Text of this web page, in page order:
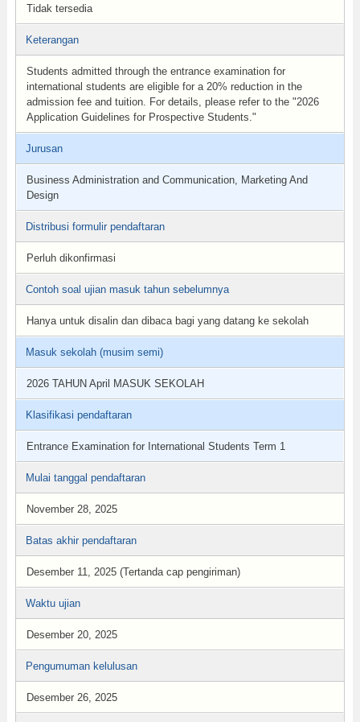
Tidak tersedia
Keterangan
Students admitted through the entrance examination for
international students are eligible for a 20% reduction in the
admission fee and tuition. For details, please refer to the "2026
Application Guidelines for Prospective Students."
Jurusan
Business Administration and Communication, Marketing And
Design
Distribusi formulir pendaftaran
Perluh dikonfirmasi
Contoh soal ujian masuk tahun sebelumnya
Hanya untuk disalin dan dibaca bagi yang datang ke sekolah
Masuk sekolah (musim semi)
2026 TAHUN April MASUK SEKOLAH
Klasifikasi pendaftaran
Entrance Examination for International Students Term 1
Mulai tanggal pendaftaran
November 28, 2025
Batas akhir pendaftaran
Desember 11, 2025 (Tertanda cap pengiriman)
Waktu ujian
Desember 20, 2025
Pengumuman kelulusan
Desember 26, 2025